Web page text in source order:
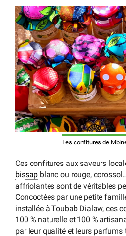
Les confitures de
Ces confitures aux saveurs
bissap blanc ou rouge,
affriolantes sont de véritables
Concoctées par une petite
installée à Toubab Dialaw, ces
100 % naturelle et 100 %
par leur qualité et leurs parfums